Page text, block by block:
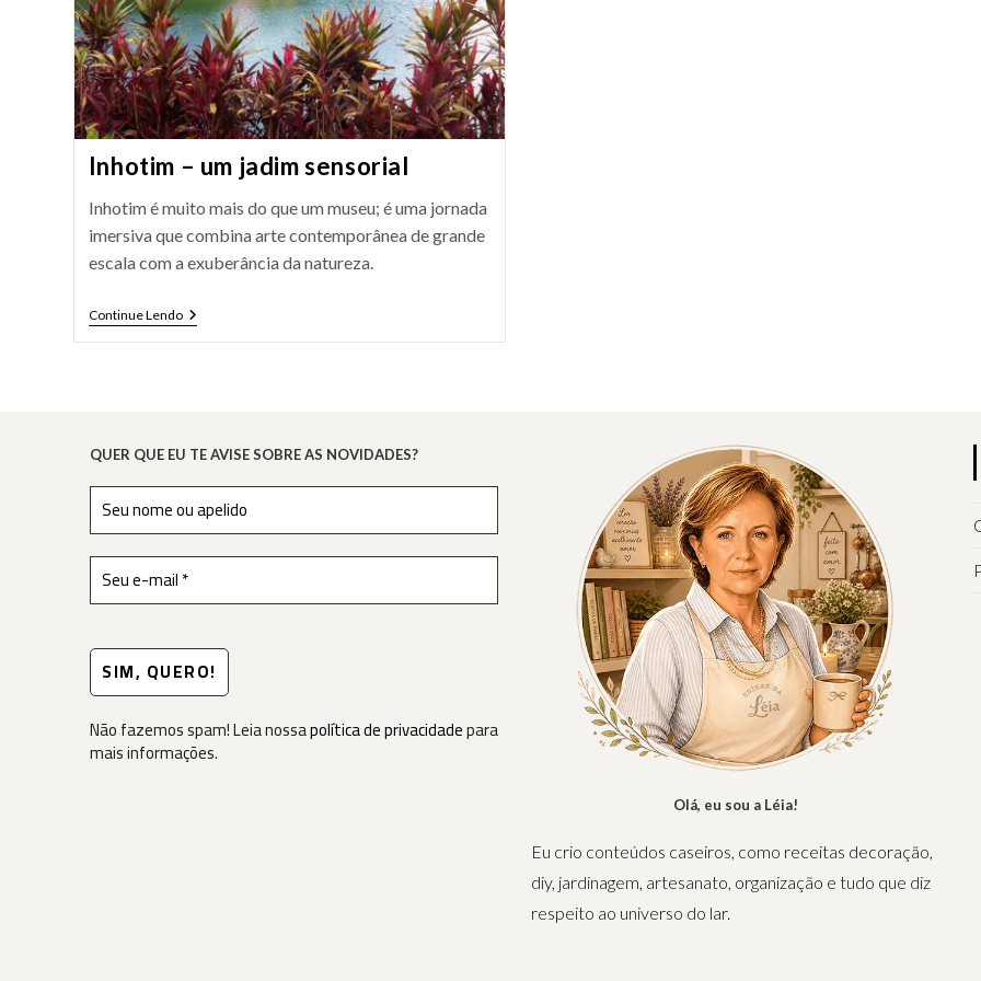
Inhotim – um jadim sensorial
Inhotim é muito mais do que um museu; é uma jornada
imersiva que combina arte contemporânea de grande
escala com a exuberância da natureza.
Continue LendoInhotim
–
QUER QUE EU TE AVISE SOBRE AS NOVIDADES?
Não fazemos spam! Leia nossapolítica de privacidadepara
mais informações.
Olá, eu sou a Léia!
Eu crio conteúdos caseiros, como receitas decoração,
diy, jardinagem, artesanato, organização e tudo que diz
respeito ao universo do lar.